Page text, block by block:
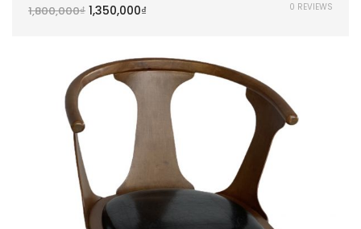
1,800,000₫ 1,350,000₫ 0 REVIEWS